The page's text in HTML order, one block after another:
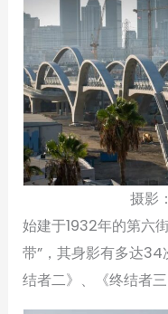
摄影
始建于1932年的第六
带”，其身影有多达
结者二》、《终结者